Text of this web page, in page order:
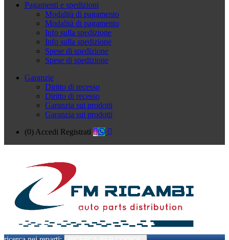
Pagamenti e spedizioni
Modalità di pagamento
Modalità di pagamento
Info sulla spedizione
Info sulla spedizione
Spese di spedizione
Spese di spedizione
Garanzie
Diritto di recesso
Diritto di recesso
Garanzia sui prodotti
Garanzia sui prodotti
(0) Accedi Registrati